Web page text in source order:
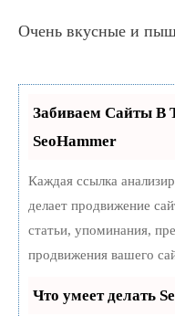
Очень вкусные и
Забиваем Сайты
SeoHammer
Каждая ссылка
делает продвижение
статьи, упоминания,
продвижения вашего
Что умеет делать